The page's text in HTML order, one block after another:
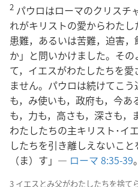
2 パウロはローマのクリスチ
れがキリストの愛からわたし
患難，あるいは苦難，迫害
か」と問いかけました。そ
て，イエスがわたしたちを
ません。パウロは続けてこ
も，み使いも，政府も，今
も，力も，高さも，深さも，
わたしたちの主キリスト･イ
したちを引き離しえないこ
（ま）す」― ローマ 8:35-39。
3 イエスとみ父がわたしたちを捨て